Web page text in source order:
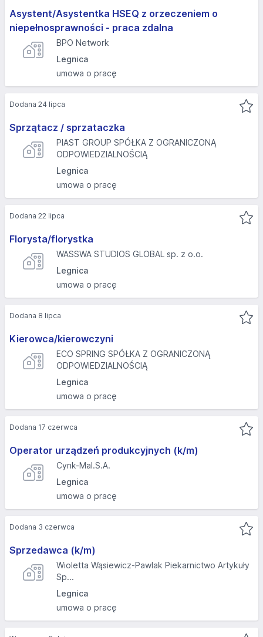
Asystent/Asystentka HSEQ z orzeczeniem o
niepełnosprawności - praca zdalna
BPO Network
Legnica
umowa o pracę
Sprzątacz / sprzataczka
PIAST GROUP SPÓŁKA Z OGRANICZONĄ
ODPOWIEDZIALNOŚCIĄ
Legnica
umowa o pracę
Dodana 24 lipca
Florysta/florystka
WASSWA STUDIOS GLOBAL sp. z o.o.
Legnica
umowa o pracę
Dodana 22 lipca
Kierowca/kierowczyni
ECO SPRING SPÓŁKA Z OGRANICZONĄ
ODPOWIEDZIALNOŚCIĄ
Legnica
umowa o pracę
Dodana 8 lipca
Operator urządzeń produkcyjnych (k/m)
Cynk-Mal.S.A.
Legnica
umowa o pracę
Dodana 17 czerwca
Sprzedawca (k/m)
Wioletta Wąsiewicz-Pawlak Piekarnictwo Artykuły
Sp...
Legnica
umowa o pracę
Dodana 3 czerwca